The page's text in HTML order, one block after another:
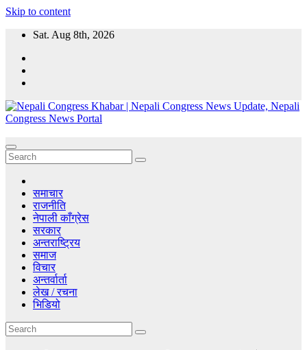
Skip to content
Sat. Aug 8th, 2026
Congress News Portal
News, Nepali Congress News Update, Nepal political parties and
Leaders.
समाचार
राजनीति
नेपाली काँग्रेस
सरकार
अन्तराष्ट्रिय
समाज
विचार
अन्तर्वार्ता
लेख / रचना
भिडियो